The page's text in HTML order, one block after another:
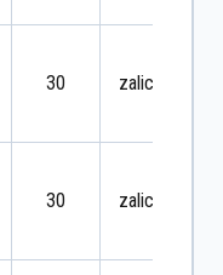
30 zaliczenie
30 zaliczenie